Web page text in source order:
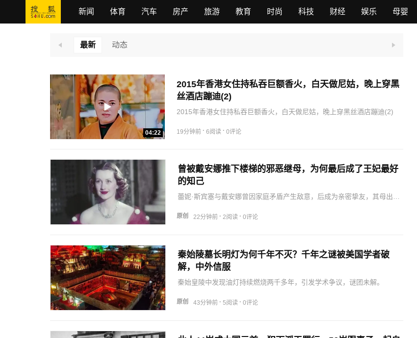
新闻 体育 汽车 房产 旅游 教育 时尚 科技 财经 娱乐 母婴
最新 动态
04:22
2015年香港女住持私吞巨额香火，白天做尼姑，晚上穿黑
丝酒店蹦迪(2)
2015年香港女住持私吞巨额香火，白天做尼姑，晚上穿黑丝酒店蹦迪(2)
19分钟前 · 6阅读 · 0评论
曾被戴安娜推下楼梯的邪恶继母，为何最后成了王妃最好
的知己
蕾妮·斯宾塞与戴安娜曾因家庭矛盾产生敌意，后成为亲密挚友，其母出身
原创 22分钟前 · 2阅读 · 0评论
秦始陵墓长明灯为何千年不灭？千年之谜被美国学者破
解，中外信服
秦始皇陵中发现油灯持续燃烧两千多年，引发学术争议，谜团未解。
原创 43分钟前 · 5阅读 · 0评论